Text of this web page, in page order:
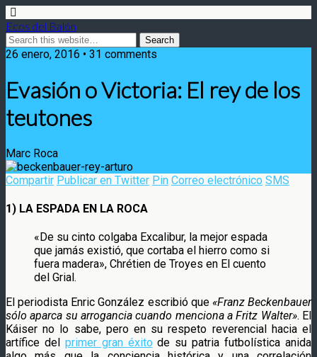
Ecos del Balón
26 enero, 2016 • 31 comments
Evasión o Victoria: El rey de los
teutones
Marc Roca
Compartir Publicar en Twitter Pin Correo electrónico SMS
1) LA ESPADA EN LA ROCA
«De su cinto colgaba Excalibur, la mejor espada
que jamás existió, que cortaba el hierro como si
fuera madera», Chrétien de Troyes en El cuento
del Grial.
El periodista Enric González escribió que «Franz Beckenbauer
sólo aparca su arrogancia cuando menciona a Fritz Walter». El
Káiser no lo sabe, pero en su respeto reverencial hacia el
artífice del primer gran éxito de su patria futbolística anida